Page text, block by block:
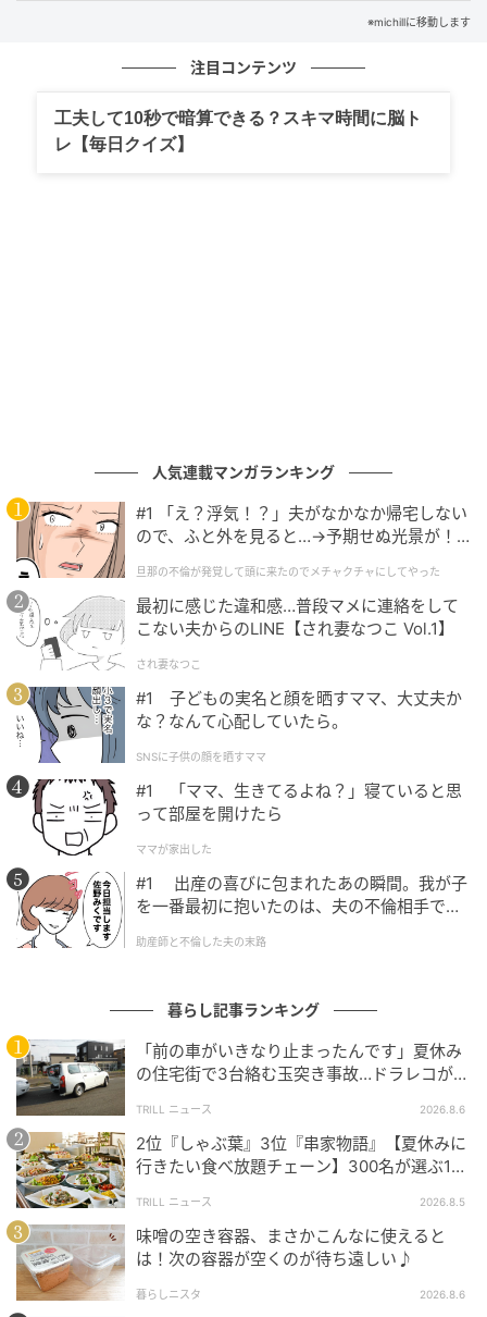
いてもおかしくない高クオリティな『完全ワイヤレス
イヤホン』を発見！
お値段は1,100円（税込）と、100均の中では高いので
michill
ブラックカラーとすっきりとしたフォルムが相まっ
て、スタイリッシュな印象を与えます。老若男女問わ
ず使いやすい飽きのこないデザインです。
michill
ケースのサイズは単三電池よりやや大きいですが非常
にコンパクト。ポケットにすっぽり収まるので持ち運
びもラクラクです。
※michillに移動します
注目コンテンツ
工夫して10秒で暗算できる？スキマ時間に脳ト
レ【毎日クイズ】
人気連載マンガランキング
#1 「え？浮気！？」夫がなかなか帰宅しない
ので、ふと外を見ると…→予期せぬ光景が！
クチャにしてやった
旦那の不倫が発覚して頭に来たのでメチャクチャにしてやった
最初に感じた違和感…普段マメに連絡をして
こない夫からのLINE【され妻なつこ Vol.1】
され妻なつこ
#1 子どもの実名と顔を晒すママ、大丈夫か
な？なんて心配していたら。
SNSに子供の顔を晒すママ
#1 「ママ、生きてるよね？」寝ていると思
って部屋を開けたら
ママが家出した
#1 出産の喜びに包まれたあの瞬間。我が子
を一番最初に抱いたのは、夫の不倫相手でし
助産師と不倫した夫の末路
暮らし記事ランキング
「前の車がいきなり止まったんです」夏休み
の住宅街で3台絡む玉突き事故…ドラレコが捉
TRILL ニュース 2026.8.6
2位『しゃぶ葉』3位『串家物語』【夏休みに
行きたい食べ放題チェーン】300名が選ぶ1位
TRILL ニュース 2026.8.5
味噌の空き容器、まさかこんなに使えると
は！次の容器が空くのが待ち遠しい♪
暮らしニスタ 2026.8.6